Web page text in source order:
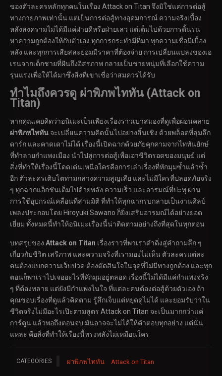
ของตัวละครหลักทุกคนในเรื่อง Attack on Titan จึงมิใช่แค่การต่อสู้
ทางกายภาพเท่านั้น แต่เป็นการต่อสู้ทางอุดมการณ์ ความจริงเบื้อง
หลังสงครามไม่ได้มีแค่ฝ่ายดีหรือฝ่ายเลว แต่เต็มไปด้วยการดิ้นรน
หาความถูกต้องให้กับตัวเอง ทุกการกระทำมีที่มา ทุกความเชื่อมีเบื้อง
หลัง และทุกการเสียสละย่อมมีราคาที่ต้องจ่าย การเปลี่ยนแปลงของเอ
เรนจากเด็กชายที่ฝันถึงอิสรภาพ กลายเป็นชายหนุ่มที่เลือกใช้ความ
รุนแรงเพื่อให้ได้มาซึ่งสิ่งที่เขาเชื่อว่าสมควรได้รับ
ทำไมถึงควรดู ผ่าพิภพไททัน (Attack on
Titan)
หากคุณเคยคิดว่าอนิเมะเป็นเพียงเรื่องราวเบาสมองที่ดูเพื่อผ่อนคลาย
ผ่าพิภพไททัน จะเปลี่ยนความคิดนั้นไปอย่างสิ้นเชิง ด้วยพล็อตที่ลุ่มลึก
ดาร์ก และคาดเดาไม่ได้ เรื่องนี้เปิดฉากด้วยภัยคุกคามจากไททันยักษ์
ที่ทำลายกำแพงเมือง นำไปสู่การต่อสู้เพื่อเอาชีวิตรอดของมนุษย์ แต่
สิ่งที่ทำให้เรื่องนี้โดดเด่นเหนือใครคือการเล่าเรื่องที่หักมุมซ้ำแล้วซ้ำ
อีก ตัวละครเติบโตท่ามกลางความสูญเสีย และไม่มีใครที่ปลอดภัยจริง
ๆ ทุกฉากแอ็กชันเต็มไปด้วยพลัง ความเร็ว และอารมณ์ที่ปะทุ ผ่าน
การใช้อุปกรณ์เคลื่อนที่สามมิติ ที่ทำให้ทุกฉากรบกลายเป็นงานศิลป์
เพลงประกอบโดย Hiroyuki Sawano ก็ยิ่งเสริมอารมณ์ได้อย่างยอด
เยี่ยม ทั้งหมดนี้ทำให้อนิเมะเรื่องนี้น่าติดตามอย่างถึงที่สุดในทุกตอน
บทสรุปของ Attack on Titan เรื่องราวที่พาเราดำดิ่งสู่คำถามลึก ๆ
เกี่ยวกับชีวิต เสรีภาพ และความจริงที่เรามองไม่เห็น ตัวละครแต่ละ
คนต้องแบกความเจ็บปวด ต้องตัดสินใจในจุดที่ไม่มีทางถูกต้อง และทุก
ตอนก็พาเราไปเจออะไรที่หักมุมอยู่ตลอด เรื่องนี้ไม่ได้มีแค่กำแพงจริง
ๆ ที่ต้องทลาย แต่ยังมีกำแพงในใจ ที่แต่ละคนต้องต่อสู้ด้วยตัวเอง ถ้า
คุณชอบเรื่องที่ดูแล้วคิดตาม รู้สึกเจ็บแต่หยุดดูไม่ได้ และยอมรับว่าใน
ชีวิตจริงไม่มีอะไรเป๊ะตามสูตร Attack on Titan จะเป็นมากกว่าแค่
การ์ตูน แล้วพอถึงตอนจบ มันอาจจะไม่ได้ให้คำตอบทุกอย่าง แต่นั่น
แหละ คือสิ่งที่ทำให้เรื่องนี้ทรงพลังไม่เหมือนใคร
CATEGORIES ผ่าพิภพไททัน Attack on Titan